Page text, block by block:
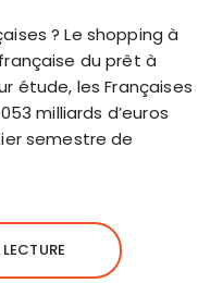
? Le shopping à
du prêt à
étude, les Françaises
milliards d’euros
semestre de